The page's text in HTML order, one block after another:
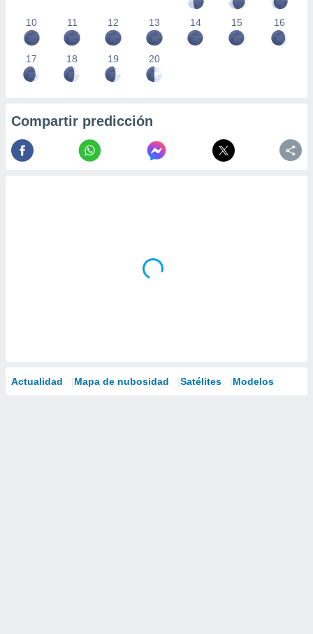
10 11 12 13 14 15 16
17 18 19 20
Compartir predicción
Actualidad Mapa de nubosidad Satélites Modelos